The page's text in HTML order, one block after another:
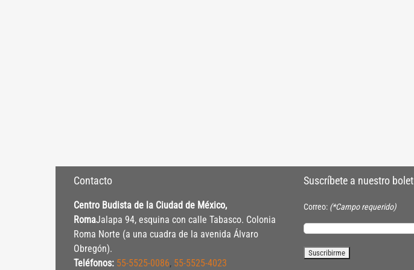
Contacto
Centro Budista de la Ciudad de México,
RomaJalapa 94, esquina con calle Tabasco. Colonia
Roma Norte (a una cuadra de la avenida Álvaro
Obregón).
Teléfonos: 55-5525-0086, 55-5525-4023
Suscríbete a nuestro
Correo: (*Campo requerido)